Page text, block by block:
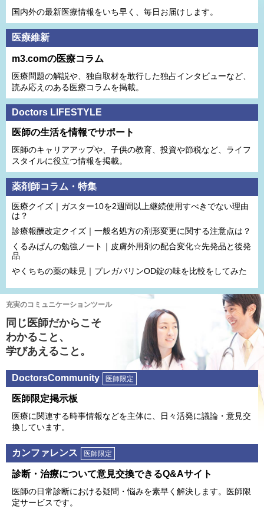
国内外の最新医療情報をいち早く、毎日お届けします。
医療維新
m3.comの医療コラム
医療問題の解説や、独⾃取材を敢⾏した独占インタビューなど、
読み応えのある医療コラムを掲載。
Doctors LIFESTYLE
医師の生活を情報でサポート
医師のキャリアアップや、子供の教育、投資や節税など、ライフ
スタイルに役立つ情報を掲載。
薬剤師コラム・特集
医療クイズ｜ガスター10を2週間以上継続使用すべきでない理由
は？
診療報酬改定クイズ｜一般名処方の剤形変更に関する注意点は？
くるみぱんの勉強ノート｜皮膚外用剤の配合変化☆先発品と後発
品
やくちちの薬の味見｜プレガバリンOD錠の味を比較をしてみた
充実のコミュニケーションツール
同じ医師だからこそ
わかること、
学びあえること。
DoctorsCommunity 医師限定
医師限定掲⽰板
医療に関連する時事情報などを主体に、⽇々活発に議論・意⾒交
換しています。
カンファレンス 医師限定
診断・治療について意⾒交換できるQ&Aサイト
医師の⽇常診断における疑問・悩みを素早く解決します。医師限
定サービスです。